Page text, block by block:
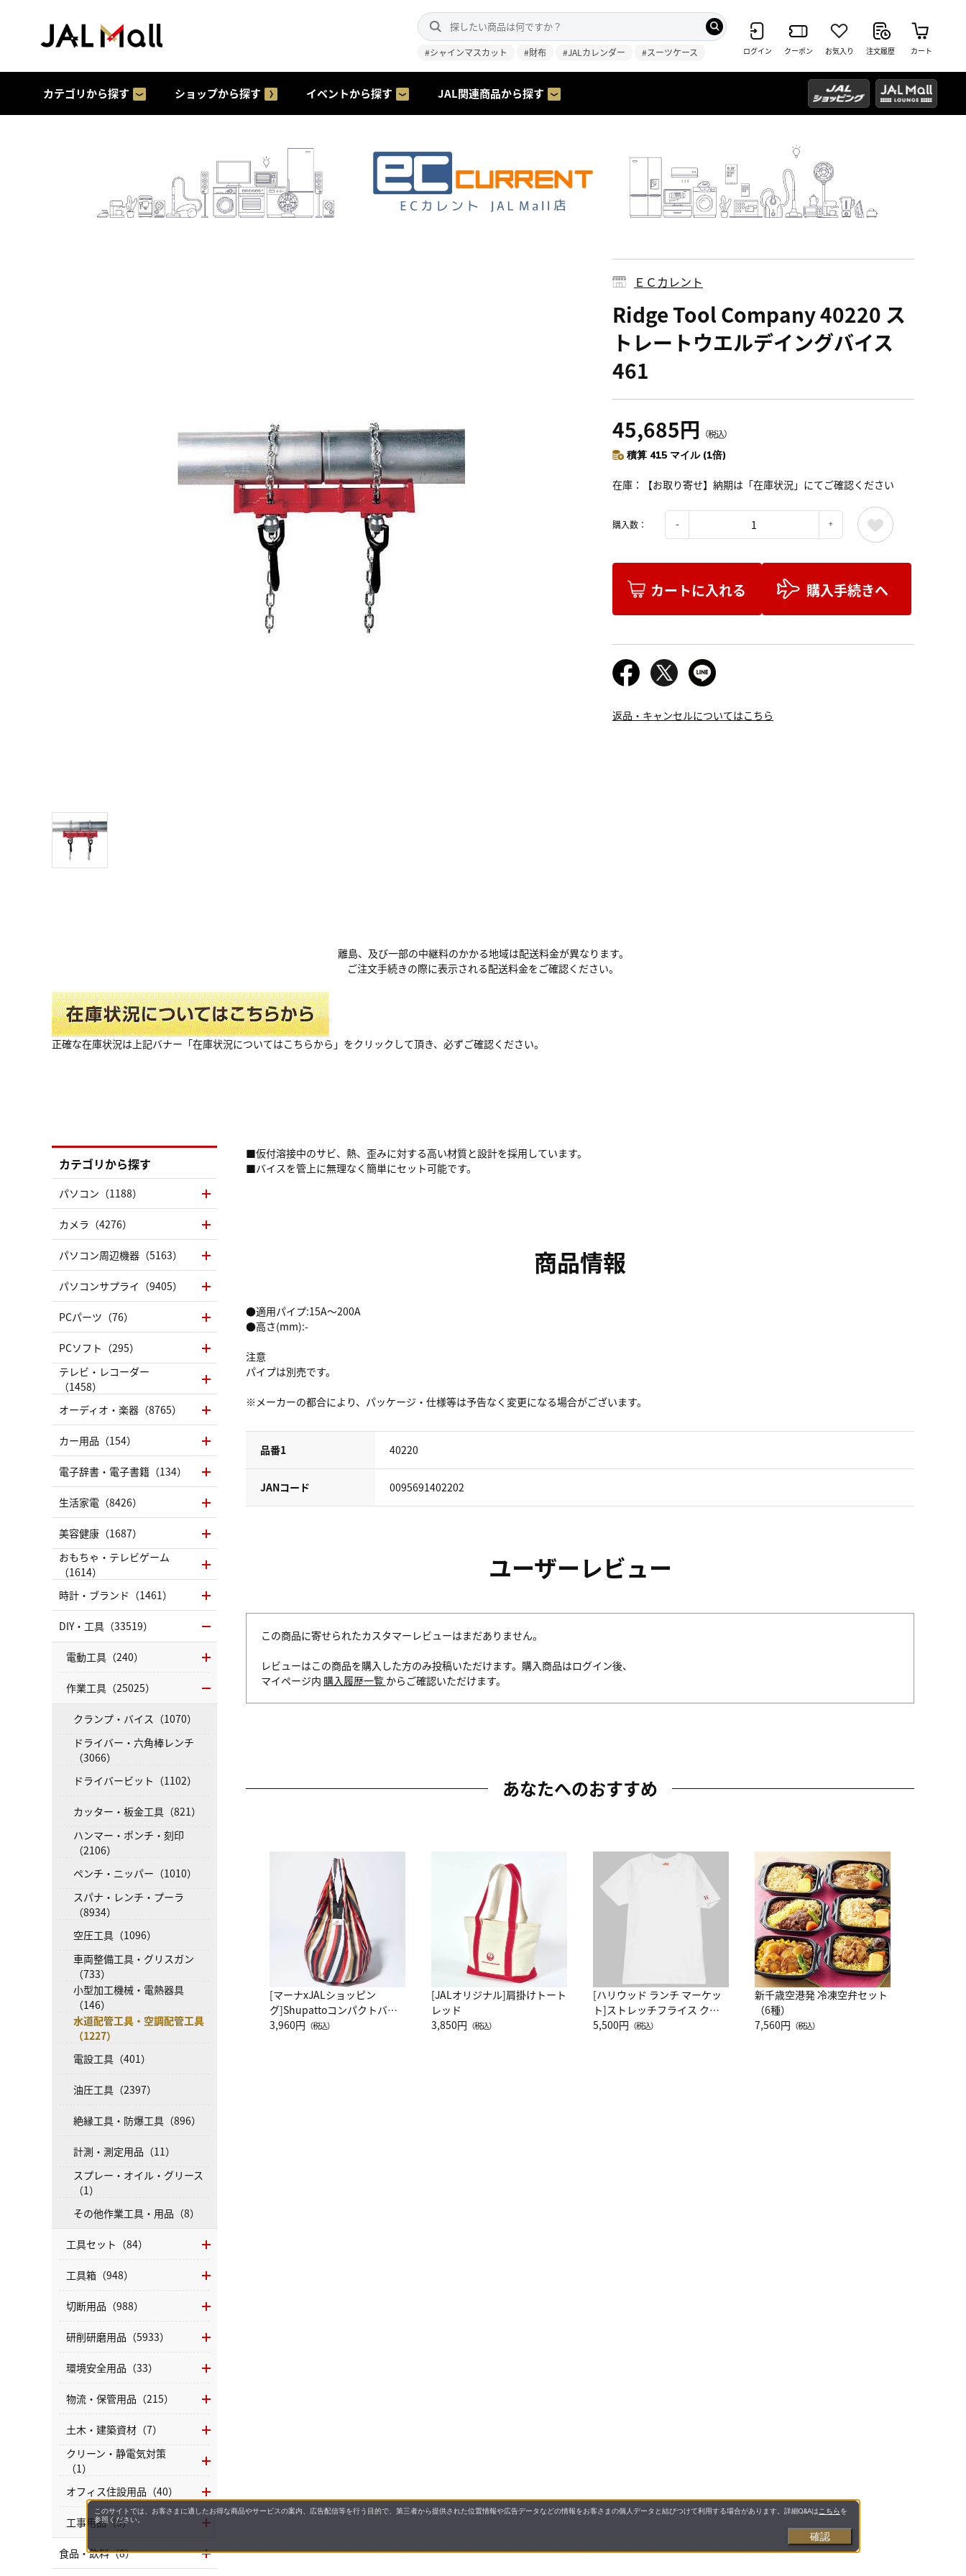
#シャインマスカット #財布 #JALカレンダー #スーツケース ログイン クーポン お気入り 注文履歴 カート
カテゴリから探す ショップから探す イベントから探す JAL関連商品から探す
ＥＣカレント
Ridge Tool Company 40220 ス
トレートウエルデイングバイス
461
45,685円 （税込）
積算 415 マイル (1倍)
在庫 【お取り寄せ】納期は「在庫状況」にてご確認ください
購入数：
カートに入れる 購入手続きへ
返品・キャンセルについてはこちら
離島、及び一部の中継料のかかる地域は配送料金が異なります。
ご注文手続きの際に表示される配送料金をご確認ください。
正確な在庫状況は上記バナー「在庫状況についてはこちらから」をクリックして頂き、必ずご確認ください。
■仮付溶接中のサビ、熱、歪みに対する高い材質と設計を採用しています。
■バイスを管上に無理なく簡単にセット可能です。
商品情報
●適用パイプ:15A～200A
●高さ(mm):-
注意
パイプは別売です。
※メーカーの都合により、パッケージ・仕様等は予告なく変更になる場合がございます。
品番1 40220
JANコード 0095691402202
ユーザーレビュー
この商品に寄せられたカスタマーレビューはまだありません。
レビューはこの商品を購入した方のみ投稿いただけます。購入商品はログイン後、
マイページ内 購入履歴一覧 からご確認いただけます。
あなたへのおすすめ
[マーナxJALショッピン
グ]Shupattoコンパクトバッ
グ Drop JAL客室乗務員
3,960円 （税込）
[JALオリジナル]肩掛けトート
レッド
3,850円 （税込）
[ハリウッド ランチ マーケッ
ト]ストレッチフライス クル
ーネック別注半袖Ｔシャツ
5,500円 （税込）
新千歳空港発 冷凍空弁セット
（6種）
7,560円 （税込）
カテゴリから探す
パソコン（1188）
カメラ（4276）
パソコン周辺機器（5163）
パソコンサプライ（9405）
PCパーツ（76）
PCソフト（295）
テレビ・レコーダー
（1458）
オーディオ・楽器（8765）
カー用品（154）
電子辞書・電子書籍（134）
生活家電（8426）
美容健康（1687）
おもちゃ・テレビゲーム
（1614）
時計・ブランド（1461）
DIY・工具（33519）
電動工具（240）
作業工具（25025）
クランプ・バイス（1070）
ドライバー・六角棒レンチ
（3066）
ドライバービット（1102）
カッター・板金工具（821）
ハンマー・ポンチ・刻印
（2106）
ペンチ・ニッパー（1010）
スパナ・レンチ・プーラ
（8934）
空圧工具（1096）
車両整備工具・グリスガン
（733）
小型加工機械・電熱器具
（146）
水道配管工具・空調配管工具
（1227）
電設工具（401）
油圧工具（2397）
絶縁工具・防爆工具（896）
計測・測定用品（11）
スプレー・オイル・グリース
（1）
その他作業工具・用品（8）
工具セット（84）
工具箱（948）
切断用品（988）
研削研磨用品（5933）
環境安全用品（33）
物流・保管用品（215）
土木・建築資材（7）
クリーン・静電気対策
（1）
オフィス住設用品（40）
工事用品（5）
食品・飲料（8）
このサイトでは、お客さまに適したお得な商品やサービスの案内、広告配信等を行う目的で、第三者から提供された位置情報や広告データなどの情報をお客さまの個人データと結びつけて利用する場合があります。詳細Q&Aは こちらを
参照ください。
確認